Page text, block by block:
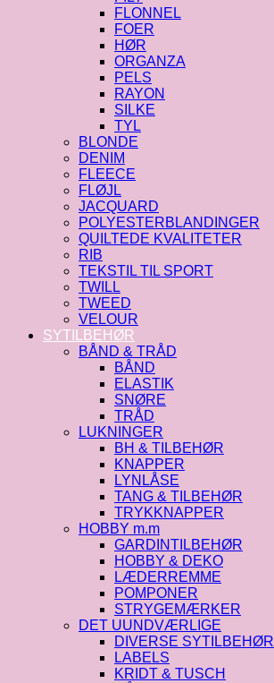
FLONNEL
FOER
HØR
ORGANZA
PELS
RAYON
SILKE
TYL
BLONDE
DENIM
FLEECE
FLØJL
JACQUARD
POLYESTERBLANDINGER
QUILTEDE KVALITETER
RIB
TEKSTIL TIL SPORT
TWILL
TWEED
VELOUR
SYTILBEHØR
BÅND & TRÅD
BÅND
ELASTIK
SNØRE
TRÅD
LUKNINGER
BH & TILBEHØR
KNAPPER
LYNLÅSE
TANG & TILBEHØR
TRYKKNAPPER
HOBBY m.m
GARDINTILBEHØR
HOBBY & DEKO
LÆDERREMME
POMPONER
STRYGEMÆRKER
DET UUNDVÆRLIGE
DIVERSE SYTILBEHØR
LABELS
KRIDT & TUSCH